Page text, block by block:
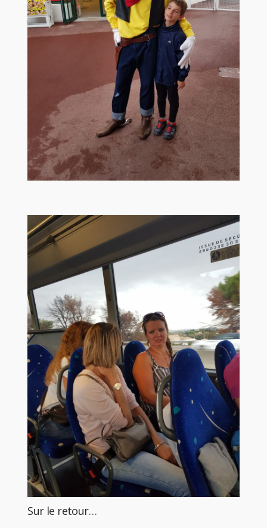
Sur le retour…